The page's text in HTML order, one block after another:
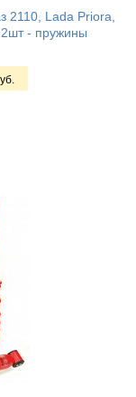
2110, Lada Priora,
- пружины